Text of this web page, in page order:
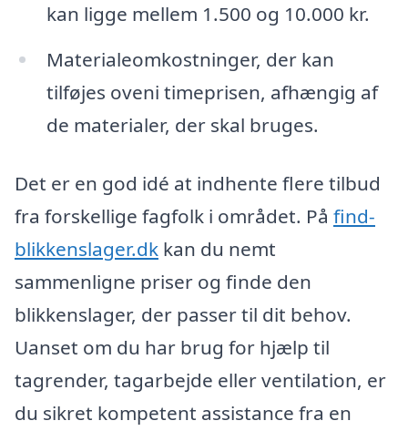
kan ligge mellem 1.500 og 10.000 kr.
Materialeomkostninger, der kan
tilføjes oveni timeprisen, afhængig af
de materialer, der skal bruges.
Det er en god idé at indhente flere tilbud
fra forskellige fagfolk i området. På find-
blikkenslager.dk kan du nemt
sammenligne priser og finde den
blikkenslager, der passer til dit behov.
Uanset om du har brug for hjælp til
tagrender, tagarbejde eller ventilation, er
du sikret kompetent assistance fra en